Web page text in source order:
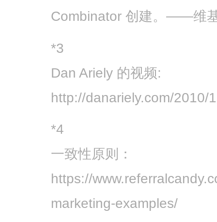
Combinator 创建。——维
*3
Dan Ariely 的视频:
http://danariely.com/2010/
*4
一致性原则：
https://
marketing-examples/